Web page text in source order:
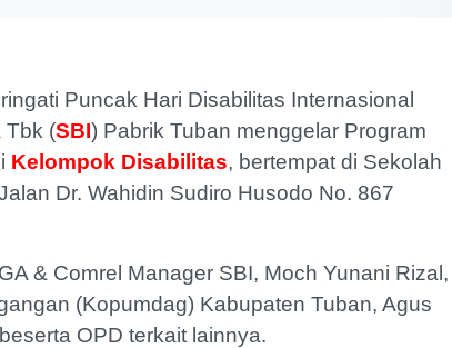
Puncak Hari Disabilitas Internasional
Tbk (SBI) Pabrik Tuban menggelar Program
Kelompok Disabilitas, bertempat di Sekolah
Dr. Wahidin Sudiro Husodo No. 867
& Comrel Manager SBI, Moch Yunani Rizal,
(Kopumdag) Kabupaten Tuban, Agus
OPD terkait lainnya.